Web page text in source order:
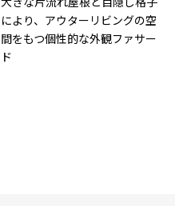
により、アウターリビングの空
間をもつ個性的な外観ファサー
ド